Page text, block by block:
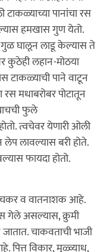
पानांचा रस
हमखास गुण येतो.
गुळ घालून लाडू केल्यास ते
कुठेही लहान-मोठया
टाकळ्याची पाने वाटून
मधाबरोबर पोटातून
फुले
त्वचेवर येणारी ओली
लावल्यास बरी होते.
फायदा होतो.
व वातनाशक आहे.
गेले असल्यास, क्रुमी
चाकवताची भाजी
पित्त विकार, मुळ्व्याध,